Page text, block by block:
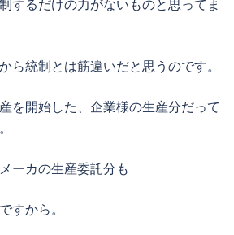
するだけの力がないものと思ってま
ら統制とは筋違いだと思うのです。
を開始した、企業様の生産分だって
ーカの生産委託分も
すから。